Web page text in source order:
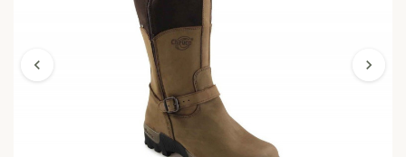
chevron_left chevron_right